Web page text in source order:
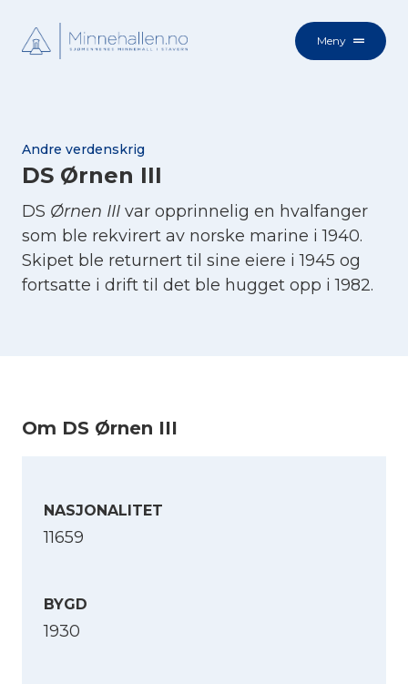
Meny
Andre verdenskrig
DS Ørnen III
DS Ørnen III var opprinnelig en hvalfanger
som ble rekvirert av norske marine i 1940.
Skipet ble returnert til sine eiere i 1945 og
fortsatte i drift til det ble hugget opp i 1982.
Om DS Ørnen III
NASJONALITET
11659
BYGD
1930